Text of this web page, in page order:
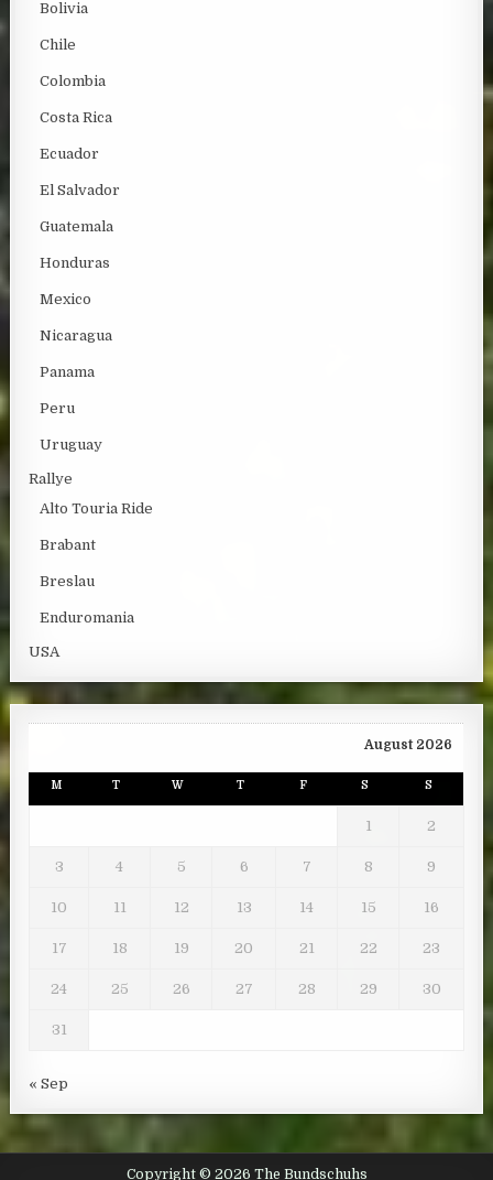
Bolivia
Chile
Colombia
Costa Rica
Ecuador
El Salvador
Guatemala
Honduras
Mexico
Nicaragua
Panama
Peru
Uruguay
Rallye
Alto Touria Ride
Brabant
Breslau
Enduromania
USA
August 2026
M T W T F S S
1 2
3 4 5 6 7 8 9
10 11 12 13 14 15 16
17 18 19 20 21 22 23
24 25 26 27 28 29 30
31
« Sep
Copyright © 2026 The Bundschuhs